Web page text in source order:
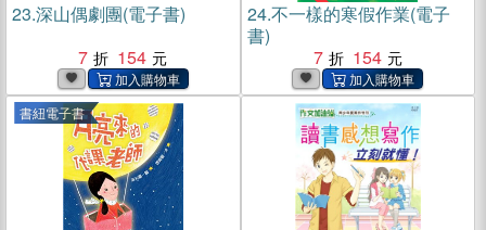
23.深山偶劇團(電子書)
7
154
24.不一樣的寒假作業(電子
書)
7
154
書紐電子書